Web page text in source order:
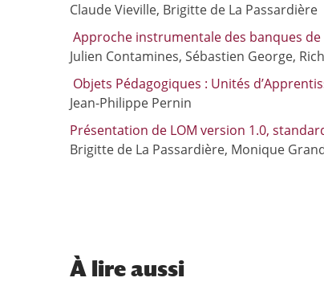
Claude Vieville, Brigitte de La Passardière
Approche instrumentale des banques
Julien Contamines, Sébastien George,
Objets Pédagogiques : Unités
Jean-Philippe Pernin
Présentation de LOM version 1.0,
Brigitte de La Passardière, Monique
À lire aussi